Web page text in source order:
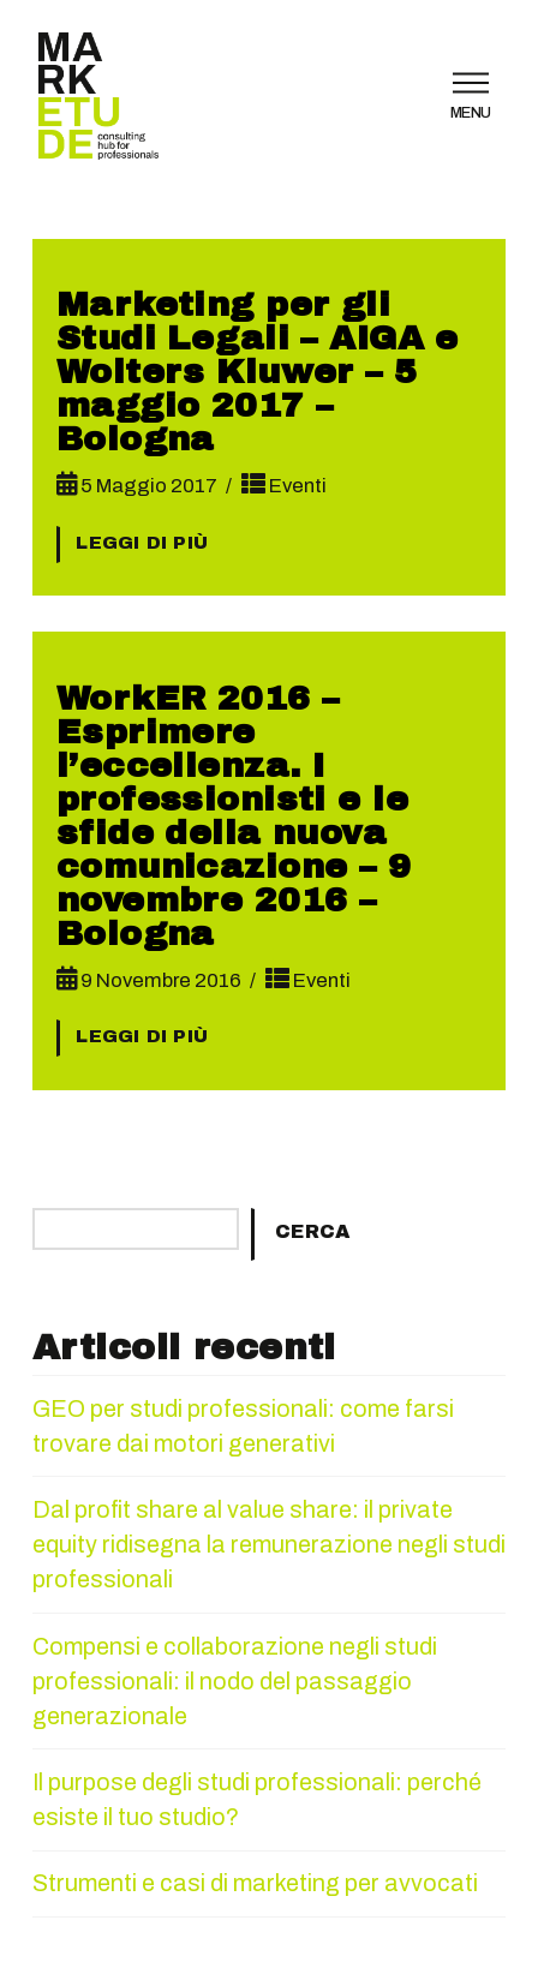
MENU
Marketing per gli
Studi Legali – AIGA e
Wolters Kluwer – 5
maggio 2017 –
Bologna
5 Maggio 2017 Eventi
LEGGI DI PIÙ
WorkER 2016 –
Esprimere
l’eccellenza. I
professionisti e le
sfide della nuova
comunicazione – 9
novembre 2016 –
Bologna
9 Novembre 2016 Eventi
LEGGI DI PIÙ
CERCA
Articoli recenti
GEO per studi professionali: come farsi
trovare dai motori generativi
Dal profit share al value share: il private
equity ridisegna la remunerazione negli studi
professionali
Compensi e collaborazione negli studi
professionali: il nodo del passaggio
generazionale
Il purpose degli studi professionali: perché
esiste il tuo studio?
Strumenti e casi di marketing per avvocati